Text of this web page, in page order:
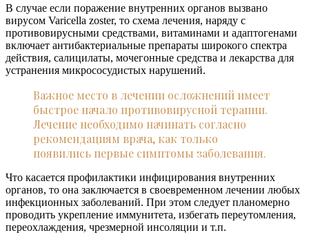
В случае если поражение внутренних органов вызвано
вирусом Varicella zoster, то схема лечения, наряду с
противовирусными средствами, витаминами и адаптогенами
включает антибактериальные препараты широкого спектра
действия, салицилаты, мочегонные средства и лекарства для
устранения микрососудистых нарушений.
Важное место в лечении осложнений имеет
быстрое начало противовирусной терапии.
Лечение необходимо начинать согласно
рекомендациям врача, как только
появились первые симптомы заболевания.
Что касается профилактики инфицирования внутренних
органов, то она заключается в своевременном лечении любых
инфекционных заболеваний. При этом следует планомерно
проводить укрепление иммунитета, избегать переутомления,
переохлаждения, чрезмерной инсоляции и т.п.